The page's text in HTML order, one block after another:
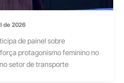
de 2026
de painel sobre
protagonismo feminino no
setor de transporte